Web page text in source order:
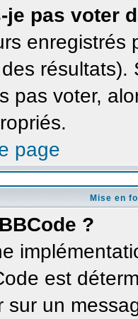
pas voter
pas voter,
page
Mise en
?
est
sur un